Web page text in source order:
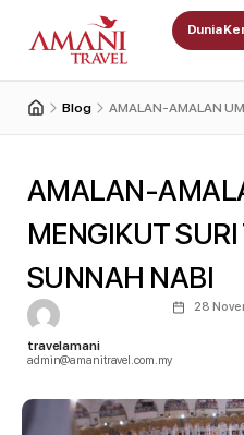
Dunia
Blog
AMALAN-AMALAN
AMALAN-
MENGIKUT
SUNNAH NABI
travelamani
admin@amanitravel.com.my
28